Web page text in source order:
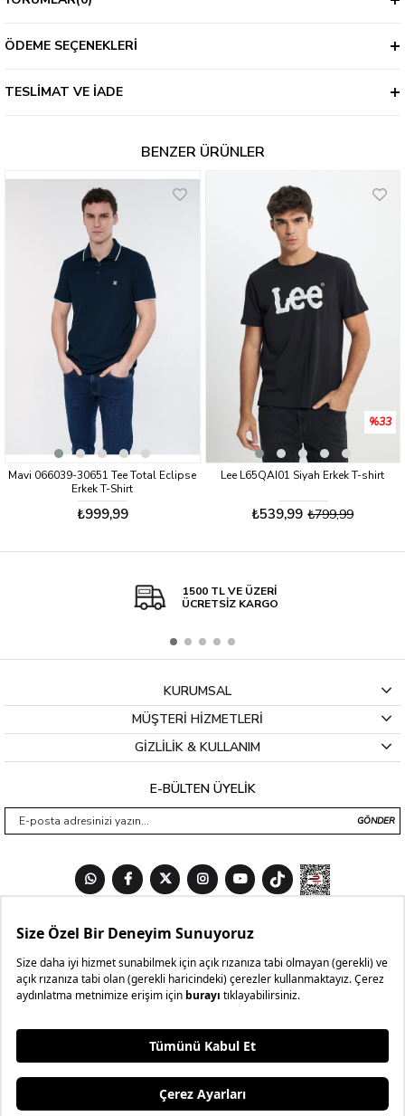
ÖDEME SEÇENEKLERI
TESLIMAT VE İADE
BENZER ÜRÜNLER
Mavi 066039-30651 Tee Total Eclipse
Erkek T-Shirt
₺999,99
Lee L65QAI01 Siyah Erkek T-shirt
₺539,99 ₺799,99
%33
1500 TL VE ÜZERİ
ÜCRETSİZ KARGO
KURUMSAL
MÜŞTERİ HİZMETLERİ
GİZLİLİK & KULLANIM
E-BÜLTEN ÜYELİK
GÖNDER